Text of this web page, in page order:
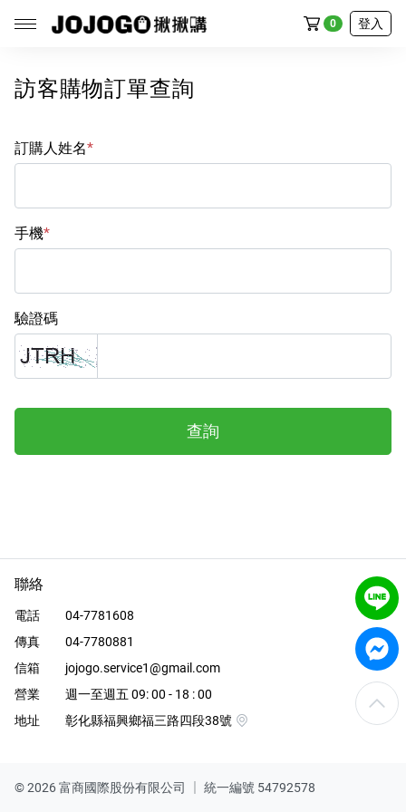
0 登入
全部商品
生活館
家電館
戶外館
流行館
Facebook
Line
Instagram
Youtube
訪客購物訂單查詢
訂購人姓名*
手機*
驗證碼
查詢
聯絡
電話
04-7781608
傳真
04-7780881
信箱
jojogo.service1@gmail.com
營業
週一至週五 09: 00 - 18 : 00
地址
彰化縣福興鄉福三路四段38號
© 2026 富商國際股份有限公司 │ 統一編號 54792578